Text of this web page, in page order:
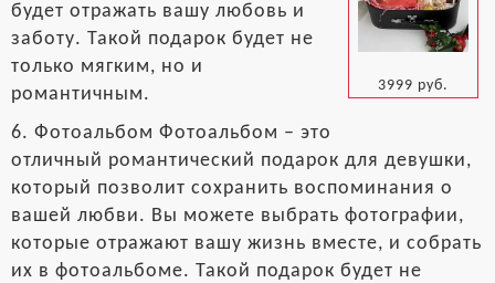
3999 руб.
будет отражать вашу любовь и
заботу. Такой подарок будет не
только мягким, но и
романтичным.
6. Фотоальбом Фотоальбом – это
отличный романтический подарок для девушки,
который позволит сохранить воспоминания о
вашей любви. Вы можете выбрать фотографии,
которые отражают вашу жизнь вместе, и собрать
их в фотоальбоме. Такой подарок будет не